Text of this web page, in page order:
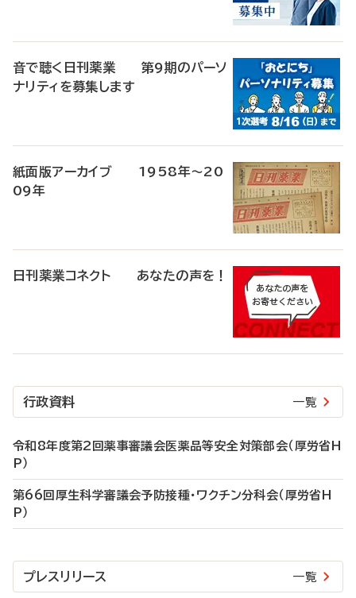
音で聴く日刊薬業 第9期のパーソ
ナリティを募集します
紙面版アーカイブ 1958年～20
09年
日刊薬業コネクト あなたの声を！
行政資料 一覧
令和8年度第2回薬事審議会医薬品等安全対策部会（厚労省H
P）
第66回厚生科学審議会予防接種・ワクチン分科会（厚労省H
P）
プレスリリース 一覧